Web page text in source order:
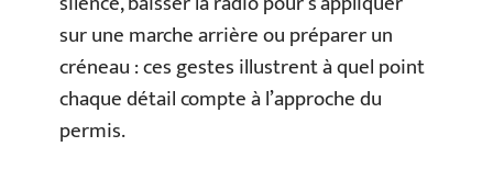
sur une marche arrière ou préparer un
créneau : ces gestes illustrent à quel point
chaque détail compte à l’approche du
permis.